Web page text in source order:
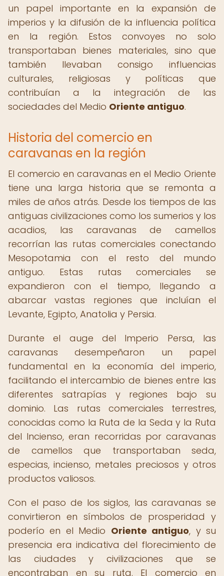
un papel importante en la expansión de
imperios y la difusión de la influencia política
en la región. Estos convoyes no solo
transportaban bienes materiales, sino que
también llevaban consigo influencias
culturales, religiosas y políticas que
contribuían a la integración de las
sociedades del Medio Oriente antiguo.
Historia del comercio en
caravanas en la región
El comercio en caravanas en el Medio Oriente
tiene una larga historia que se remonta a
miles de años atrás. Desde los tiempos de las
antiguas civilizaciones como los sumerios y los
acadios, las caravanas de camellos
recorrían las rutas comerciales conectando
Mesopotamia con el resto del mundo
antiguo. Estas rutas comerciales se
expandieron con el tiempo, llegando a
abarcar vastas regiones que incluían el
Levante, Egipto, Anatolia y Persia.
Durante el auge del Imperio Persa, las
caravanas desempeñaron un papel
fundamental en la economía del imperio,
facilitando el intercambio de bienes entre las
diferentes satrapías y regiones bajo su
dominio. Las rutas comerciales terrestres,
conocidas como la Ruta de la Seda y la Ruta
del Incienso, eran recorridas por caravanas
de camellos que transportaban seda,
especias, incienso, metales preciosos y otros
productos valiosos.
Con el paso de los siglos, las caravanas se
convirtieron en símbolos de prosperidad y
poderío en el Medio Oriente antiguo, y su
presencia era indicativa del florecimiento de
las ciudades y civilizaciones que se
encontraban en su ruta. El comercio en